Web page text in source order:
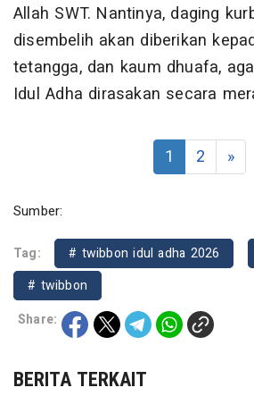
Allah SWT. Nantinya, daging
disembelih akan diberikan
tetangga, dan kaum dhuafa,
Idul Adha dirasakan secara
1 2 »
Sumber:
Tag: # twibbon idul adha 2026
# twibbon
Share:
BERITA TERKAIT